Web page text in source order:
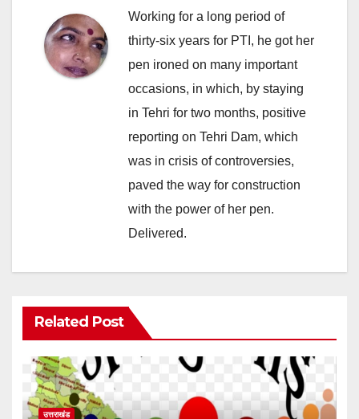
Working for a long period of
thirty-six years for PTI, he got her
pen ironed on many important
occasions, in which, by staying
in Tehri for two months, positive
reporting on Tehri Dam, which
was in crisis of controversies,
paved the way for construction
with the power of her pen.
Delivered.
Related Post
उत्तराखंड